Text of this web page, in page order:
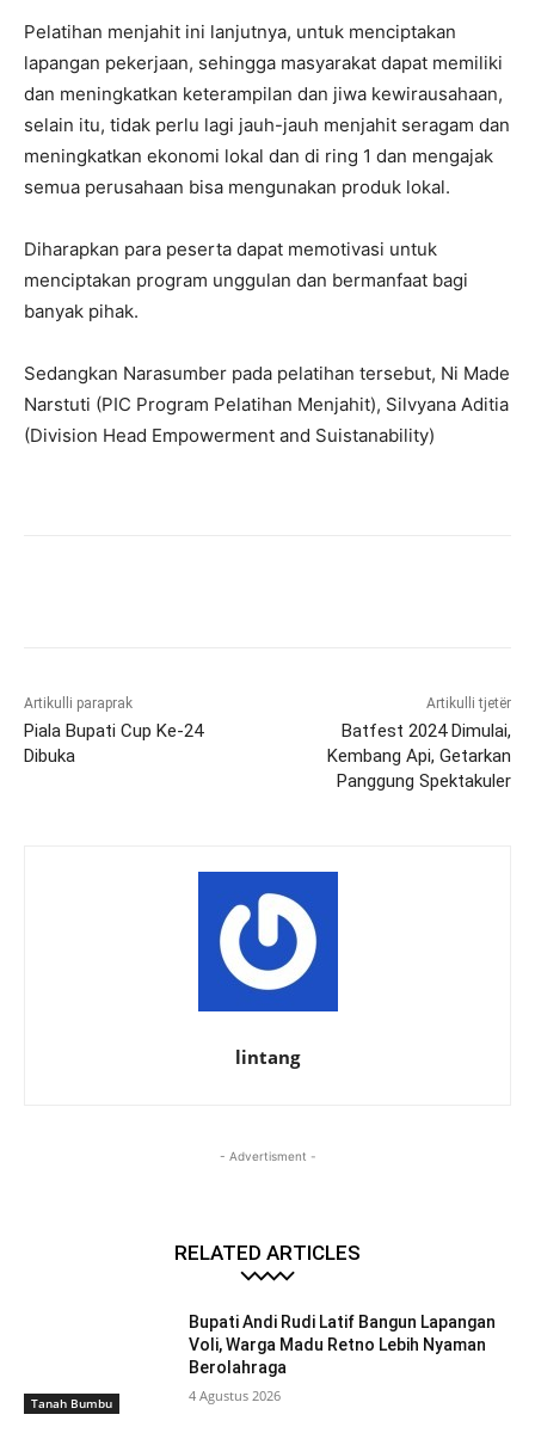
Pelatihan menjahit ini lanjutnya, untuk menciptakan
lapangan pekerjaan, sehingga masyarakat dapat memiliki
dan meningkatkan keterampilan dan jiwa kewirausahaan,
selain itu, tidak perlu lagi jauh-jauh menjahit seragam dan
meningkatkan ekonomi lokal dan di ring 1 dan mengajak
semua perusahaan bisa mengunakan produk lokal.
Diharapkan para peserta dapat memotivasi untuk
menciptakan program unggulan dan bermanfaat bagi
banyak pihak.
Sedangkan Narasumber pada pelatihan tersebut, Ni Made
Narstuti (PIC Program Pelatihan Menjahit), Silvyana Aditia
(Division Head Empowerment and Suistanability)
Artikulli paraprak
Piala Bupati Cup Ke-24
Dibuka
Artikulli tjetër
Batfest 2024 Dimulai,
Kembang Api, Getarkan
Panggung Spektakuler
lintang
- Advertisment -
RELATED ARTICLES
Tanah Bumbu
Bupati Andi Rudi Latif Bangun Lapangan
Voli, Warga Madu Retno Lebih Nyaman
Berolahraga
4 Agustus 2026